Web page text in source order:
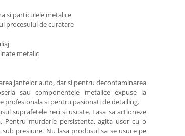
si particulele metalice
procesului de curatare
metalic
jantelor auto, dar si pentru decontaminarea
sau componentele metalice expuse la
si pentru pasionati de detailing.
suprafetele reci si uscate. Lasa sa actioneze
Pentru murdarie persistenta, agita usor cu o
presiune. Nu lasa produsul sa se usuce pe